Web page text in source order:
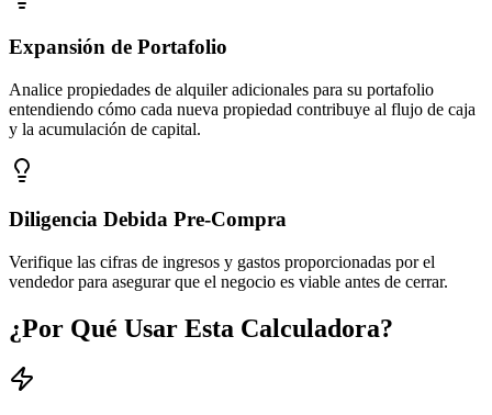
Expansión de Portafolio
Analice propiedades de alquiler adicionales para su portafolio
entendiendo cómo cada nueva propiedad contribuye al flujo de caja
y la acumulación de capital.
Diligencia Debida Pre-Compra
Verifique las cifras de ingresos y gastos proporcionadas por el
vendedor para asegurar que el negocio es viable antes de cerrar.
¿Por Qué Usar Esta Calculadora?